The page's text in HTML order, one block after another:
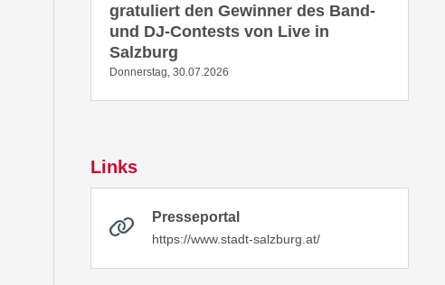
gratuliert den Gewinner des Band-
und DJ-Contests von Live in
Salzburg
Donnerstag, 30.07.2026
Links
Presseportal
https://www.stadt-salzburg.at/